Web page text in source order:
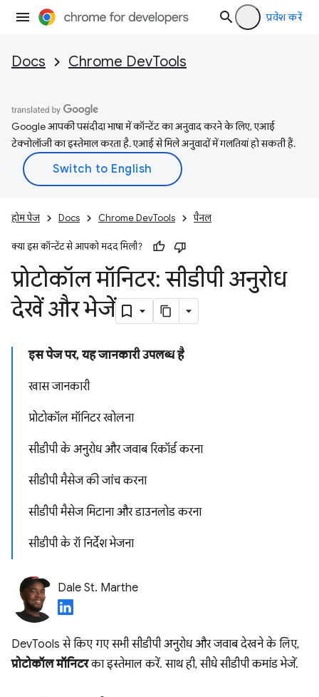
प्रवेश करें
Docs Chrome DevTools
Google आपकी पसंदीदा भाषा में कॉन्टेंट का अनुवाद करने के लिए, एआई
टेक्नोलॉजी का इस्तेमाल करता है. एआई से मिले अनुवादों में गलतियां हो सकती हैं.
होम पेज Docs Chrome DevTools पैनल
क्या इस कॉन्टेंट से आपको मदद मिली?
प्रोटोकॉल मॉनिटर: सीडीपी अनुरोध
देखें और भेजें
इस पेज पर, यह जानकारी उपलब्ध है
खास जानकारी
प्रोटोकॉल मॉनिटर खोलना
सीडीपी के अनुरोध और जवाब रिकॉर्ड करना
सीडीपी मैसेज की जांच करना
सीडीपी मैसेज मिटाना और डाउनलोड करना
सीडीपी के रॉ निर्देश भेजना
Dale St. Marthe
DevTools से किए गए सभी सीडीपी अनुरोध और जवाब देखने के लिए,
प्रोटोकॉल मॉनिटरका इस्तेमाल करें. साथ ही, सीधे सीडीपी कमांड भेजें.